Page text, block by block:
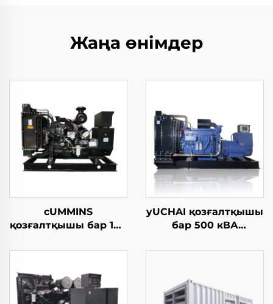
Жаңа өнімдер
cUMMINS
қозғалтқышы бар 100
yUCHAI қозғалтқышы
бар 500 кВА